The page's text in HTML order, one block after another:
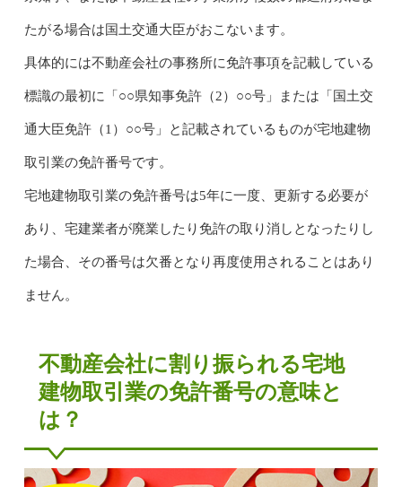
たがる場合は国土交通大臣がおこないます。
具体的には不動産会社の事務所に免許事項を記載している
標識の最初に「○○県知事免許（2）○○号」または「国土交
通大臣免許（1）○○号」と記載されているものが宅地建物
取引業の免許番号です。
宅地建物取引業の免許番号は5年に一度、更新する必要が
あり、宅建業者が廃業したり免許の取り消しとなったりし
た場合、その番号は欠番となり再度使用されることはあり
ません。
不動産会社に割り振られる宅地
建物取引業の免許番号の意味と
は？